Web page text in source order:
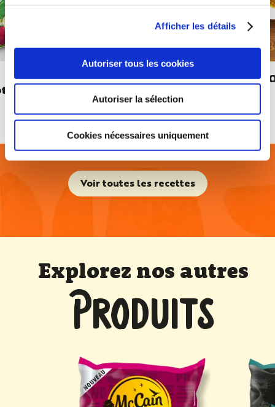
Afficher les détails
Autoriser tous les cookies
Autoriser la sélection
Cookies nécessaires uniquement
JOW X MCCAIN - Croque
Nectaire et frites
1
portions35 min
de
cuisson
1
fois
ajouté
aux
favoris
Voir toutes les recettes
Explorez nos autres
PRODUITS